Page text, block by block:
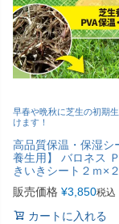
早春や晩秋に芝生の初期
けます！
高品質保温・保湿シ
養生用】 バロネス
きいきシート２ｍ×
販売価格 ¥3,850税込
カートに入れる